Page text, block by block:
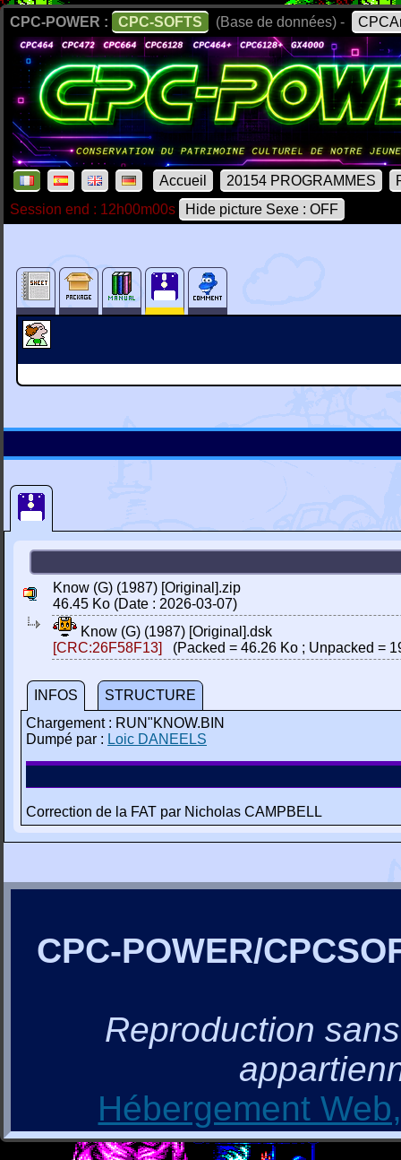
CPC-POWER : CPC-SOFTS (Base de données) -
Accueil 20154 PROGRAMMES
Session end : 12h00m00s
Hide picture Sexe : OFF
Know (G) (1987) [Original].zip
46.45 Ko (Date : 2026-03-07)
Know (G) (1987) [Original].dsk
[CRC:26F58F13]
(Packed = 46.26 Ko ; Unpacked =
INFOS
STRUCTURE
Chargement : RUN"KNOW.BIN
Dumpé par : Loic DANEELS
Correction de la FAT par Nicholas CAMPBELL
CPC-POWER/
Reproduction
Hébergement